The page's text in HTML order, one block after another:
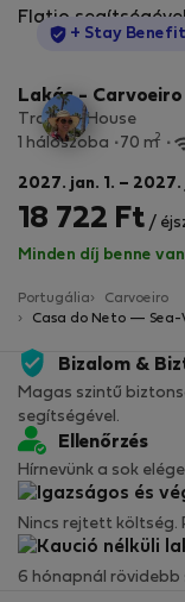
Flatio
+ Stay
Lakás - Carvoeiro
Tropical House
1 hálószoba
70 m2
2027. jan. 1. – 2027.
18 722 Ft /
Minden díj benne van
Portugália
Carvoeiro
Casa do Neto — Sea-
Bizalom &
Magas szintű
segítségével.
Ellenőrzés
Hírnevünk a sok
Nincs rejtett költség.
6 hónapnál rövidebb